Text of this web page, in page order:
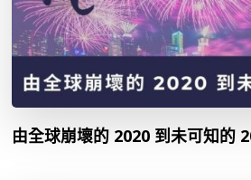
由全球崩壞的 2020 到未可知的